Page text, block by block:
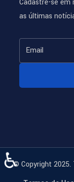
Cadastre-se em
as últimas
© Copyright 2025.